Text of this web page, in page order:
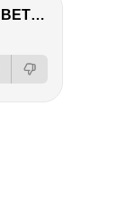
МОЩНЫЙ ЦВЕТНОЙ СВЕТ – NANLITE FC-500C